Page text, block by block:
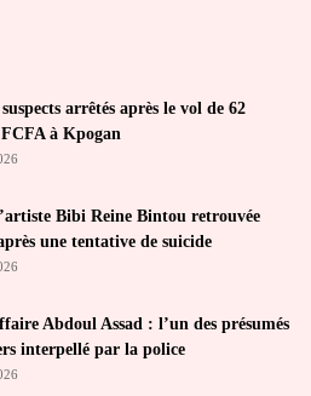
arrêtés après le vol de 62
à Kpogan
Bibi Reine Bintou retrouvée
une tentative de suicide
Abdoul Assad : l’un des présumés
interpellé par la police